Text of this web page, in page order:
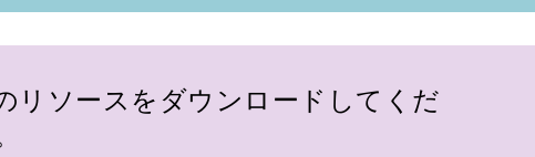
リソースをダウンロードしてくだ